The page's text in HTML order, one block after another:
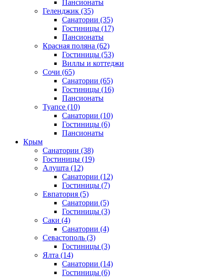
Пансионаты
Геленджик (35)
Санатории (35)
Гостиницы (17)
Пансионаты
Красная поляна (62)
Гостиницы (53)
Виллы и коттеджи
Сочи (65)
Санатории (65)
Гостиницы (16)
Пансионаты
Туапсе (10)
Санатории (10)
Гостиницы (6)
Пансионаты
Крым
Санатории (38)
Гостиницы (19)
Алушта (12)
Санатории (12)
Гостиницы (7)
Евпатория (5)
Санатории (5)
Гостиницы (3)
Саки (4)
Санатории (4)
Севастополь (3)
Гостиницы (3)
Ялта (14)
Санатории (14)
Гостиницы (6)